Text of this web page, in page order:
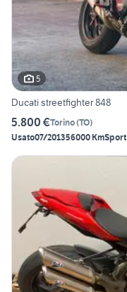
5
Ducati streetfighter 848
5.800 €Torino(TO)
Usato07/201356000 KmSport